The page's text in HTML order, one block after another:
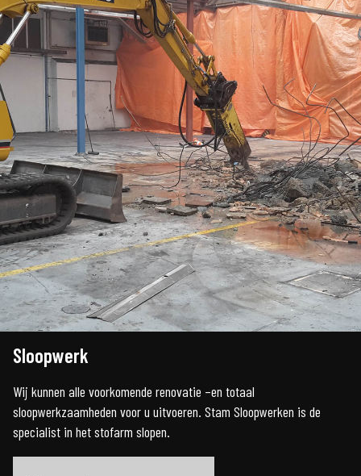
Sloopwerk
Wij kunnen alle voorkomende renovatie –en totaal
sloopwerkzaamheden voor u uitvoeren. Stam Sloopwerken is de
specialist in het stofarm slopen.